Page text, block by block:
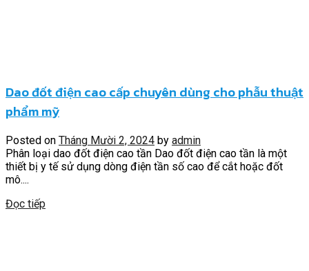
Dao đốt điện cao cấp chuyên dùng cho phẫu thuật
phẩm mỹ
Posted on Tháng Mười 2, 2024 by admin
Phân loại dao đốt điện cao tần Dao đốt điện cao tần là một
thiết bị y tế sử dụng dòng điện tần số cao để cắt hoặc đốt
mô....
Đọc tiếp